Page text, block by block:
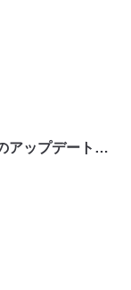
・2022年モデルから最大4回webOSののアップデートができる！